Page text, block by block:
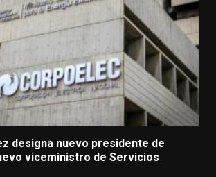
designa nuevo presidente de
viceministro de Servicios